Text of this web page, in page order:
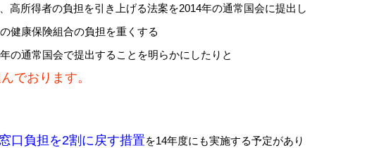
高所得者の負担を引き上げる法案を2014年の通常国会に提出し
健康保険組合の負担を重くする
の通常国会で提出することを明らかにしたりと
でおります。
口負担を2割に戻す措置を14年度にも実施する予定があり